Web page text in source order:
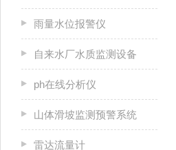
雨量水位报警仪
自来水厂水质监测设备
ph在线分析仪
山体滑坡监测预警系统
雷达流量计